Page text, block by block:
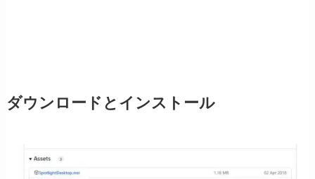
ダウンロードとインストール